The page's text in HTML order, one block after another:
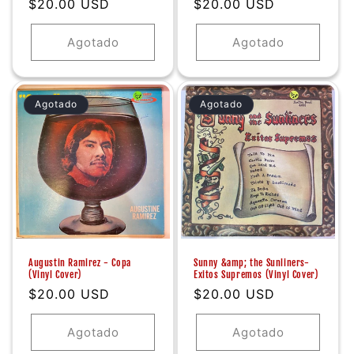
Precio
habitual
$20.00 USD
Agotado
Precio
habitual
$20.00 USD
Agotado
Agotado
Augustin Ramirez - Copa
(Vinyl Cover)
Precio
habitual
$20.00 USD
Agotado
Agotado
Sunny &amp; the Sunliners-
Exitos Supremos (Vinyl Cover)
Precio
habitual
$20.00 USD
Agotado